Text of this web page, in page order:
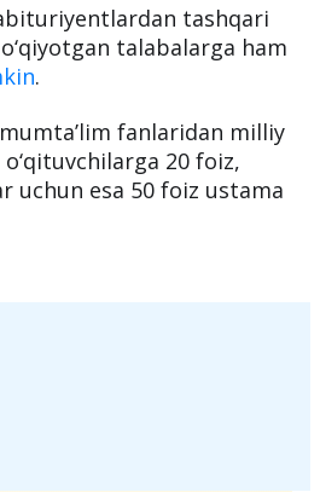
alohida qoida
talabalarga ham
.
fanlaridan milliy